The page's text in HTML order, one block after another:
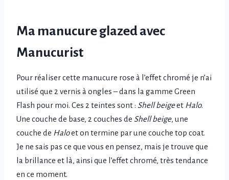
Ma manucure glazed avec
Manucurist
Pour réaliser cette manucure rose à l’effet chromé je n’ai
utilisé que 2 vernis à ongles – dans la gamme Green
Flash pour moi. Ces 2 teintes sont : Shell beigeet Halo.
Une couche de base, 2 couches de Shell beige, une
couche de Haloet on termine par une couche top coat.
Je ne sais pas ce que vous en pensez, mais je trouve que
la brillance et là, ainsi que l’effet chromé, très tendance
en ce moment.